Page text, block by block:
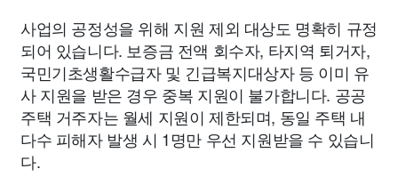
사업의 공정성을 위해 지원 제외 대상도 명확히 규정
되어 있습니다. 보증금 전액 회수자, 타지역 퇴거자,
국민기초생활수급자 및 긴급복지대상자 등 이미 유
사 지원을 받은 경우 중복 지원이 불가합니다. 공공
주택 거주자는 월세 지원이 제한되며, 동일 주택 내
다수 피해자 발생 시 1명만 우선 지원받을 수 있습니
다.